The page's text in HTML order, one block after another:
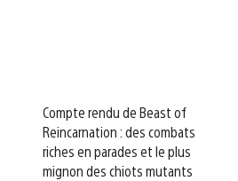
Compte rendu de Beast of
Reincarnation : des combats
riches en parades et le plus
mignon des chiots mutants